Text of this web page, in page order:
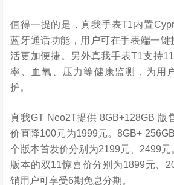
值得一提的是，真我手表T1内置
蓝牙通话功能，用户可在手表端一键
活更加便捷。另外真我手表T1支持
率、血氧、压力等健康监测，为用
护。
真我GT Neo2T提供 8GB+128GB 版
价直降100元为1999元。8GB+
个版本首发价分别为2199元、2499
版本的双11惊喜价分别为1899元、
销用户可享受6期免息分期。